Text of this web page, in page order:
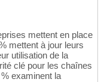
mettent en place
mettent à jour leurs
utilisation de la
clé pour les chaînes
examinent la